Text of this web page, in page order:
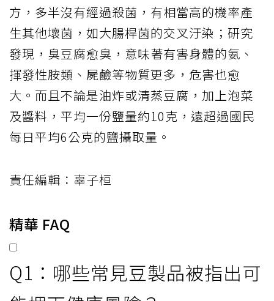
加工食品，幾乎沒什麼營養價值，甚至常被
驗出含防腐劑過量添加問題，攝取過量也不
利健康。
素肉有高鹽、高油問題。圖／123RF